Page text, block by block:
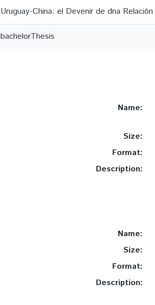
Uruguay-China: el Devenir de dna
bachelorThesis
Name:
Size:
Format:
Description:
Name:
Size:
Format:
Description: